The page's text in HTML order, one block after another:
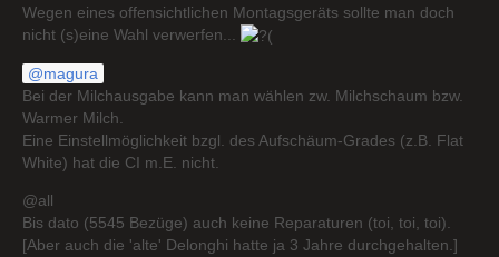
Wegen eines offensichtlichen Montagsgeräts sollte man doch
nicht (s)eine Wahl verwerfen...
magura
Bei der Milchausgabe kann man wählen zw. Milchschaum bzw.
Warmer Milch.
Eine Einstellmöglichkeit bzgl. des Aufschäum-Grades (z.B. Flat
White) hat die CI m.E. nicht.
@all
Bis dato (5545 Bezüge) auch keine Reparaturen (toi, toi, toi).
[Aber auch die 'alte' Delonghi hatte ja 3 Jahre durchgehalten.]